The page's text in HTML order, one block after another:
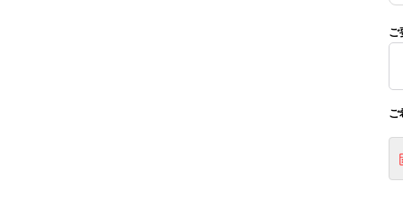
ご
ご